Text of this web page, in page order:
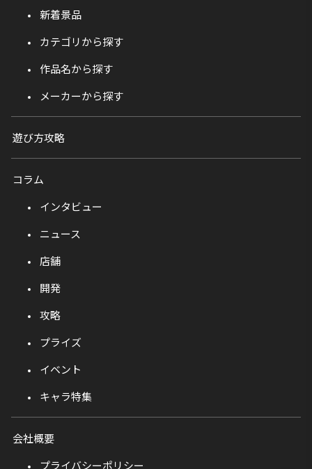
新着景品
カテゴリから探す
作品名から探す
メーカーから探す
遊び方攻略
コラム
インタビュー
ニュース
店舗
開発
攻略
プライズ
イベント
キャラ特集
会社概要
プライバシーポリシー